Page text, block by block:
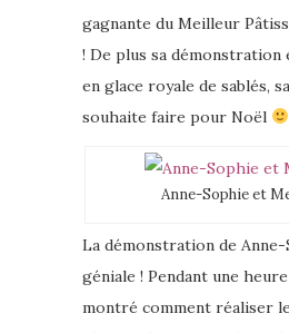
gagnante du Meilleur
! De plus sa
en glace royale de sablés,
souhaite faire pour Noël
Anne-Sophie et
La démonstration de
géniale ! Pendant une
montré comment réaliser